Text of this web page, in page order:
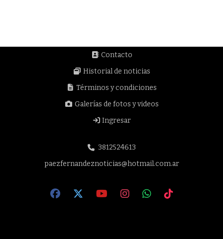
Contacto
Historial de noticias
Términos y condiciones
Galerías de fotos y videos
Ingresar
3812524613
paezfernandeznoticias@hotmail.com.ar